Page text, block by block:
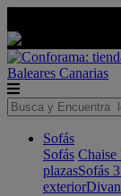
Baleares Canarias
Sofás
Sofás Chaise
plazasSofás
exterior